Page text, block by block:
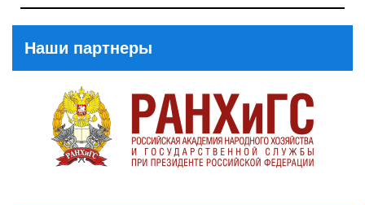
Наши партнеры